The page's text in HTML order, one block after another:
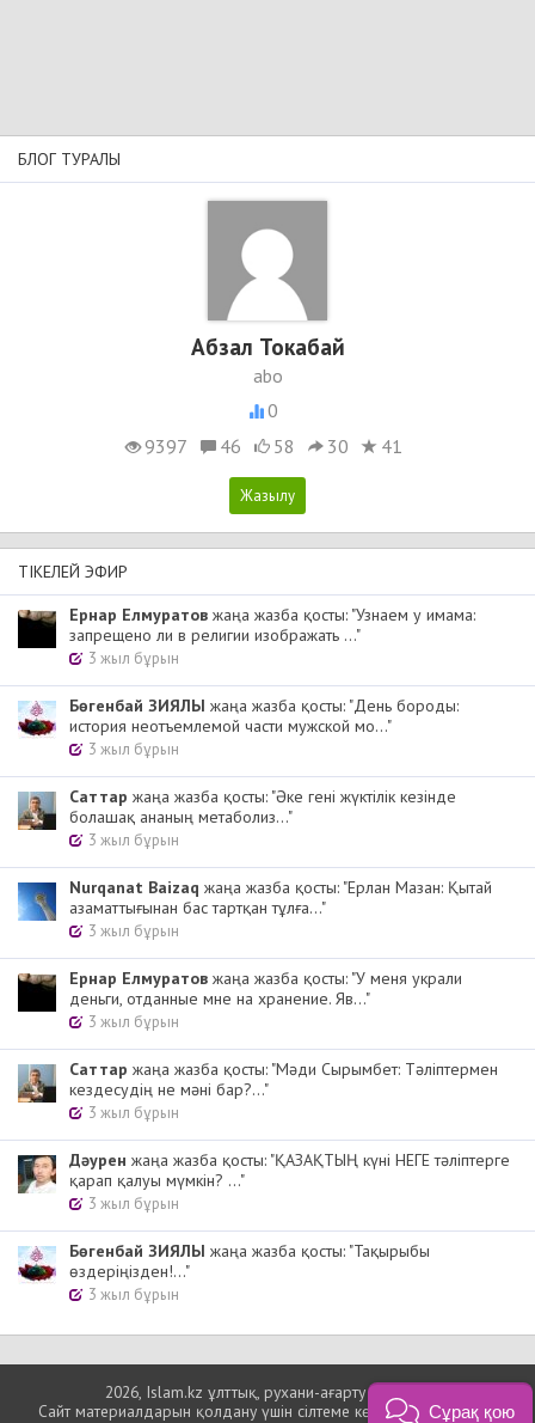
БЛОГ ТУРАЛЫ
Абзал Токабай
abo
0
9397
46 58 30 41
ТІКЕЛЕЙ ЭФИР
Ернар Елмуратов жаңа жазба қосты: "Узнаем у имама:
запрещено ли в религии изображать ..."
3 жыл бұрын
Бөгенбай ЗИЯЛЫ жаңа жазба қосты: "День бороды:
история неотъемлемой части мужской мо..."
3 жыл бұрын
Cаттар жаңа жазба қосты: "Әке гені жүктілік кезінде
болашақ ананың метаболиз..."
3 жыл бұрын
Nurqanat Baizaq жаңа жазба қосты: "Ерлан Мазан: Қытай
азаматтығынан бас тартқан тұлға..."
3 жыл бұрын
Ернар Елмуратов жаңа жазба қосты: "У меня украли
деньги, отданные мне на хранение. Яв..."
3 жыл бұрын
Cаттар жаңа жазба қосты: "Мәди Сырымбет: Тәліптермен
кездесудің не мәні бар?..."
3 жыл бұрын
Дәурен жаңа жазба қосты: "ҚАЗАҚТЫҢ күні НЕГЕ тәліптерге
қарап қалуы мүмкін? ..."
3 жыл бұрын
Бөгенбай ЗИЯЛЫ жаңа жазба қосты: "Тақырыбы
өздеріңізден!..."
3 жыл бұрын
2026, Islam.kz ұлттық, рухани-ағарту порталы
Сайт материалдарын қолдану үшін сілтеме көрсетуіңіз міндетті.
Сұрақ қою